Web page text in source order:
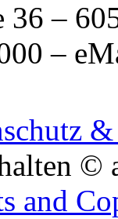
36 –
–
©
and